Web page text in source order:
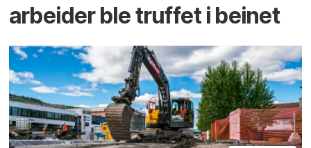
arbeider ble truffet i beinet